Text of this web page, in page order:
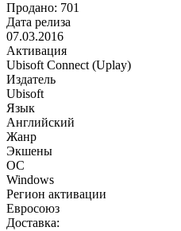
Продано: 701
Дата релиза
07.03.2016
Активация
Ubisoft Connect (Uplay)
Издатель
Ubisoft
Язык
Английский
Жанр
Экшены
ОС
Windows
Регион активации
Евросоюз
Доставка: